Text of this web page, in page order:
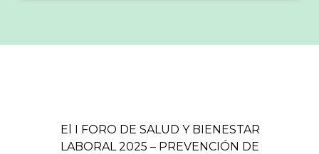
El I FORO DE SALUD Y BIENESTAR
LABORAL 2025 – PREVENCIÓN DE